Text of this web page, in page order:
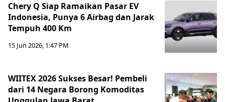
Chery Q Siap Ramaikan Pasar EV
Indonesia, Punya 6 Airbag dan Jarak
Tempuh 400 Km
15 Jun 2026, 1:47 PM
WIITEX 2026 Sukses Besar! Pembeli
dari 14 Negara Borong Komoditas